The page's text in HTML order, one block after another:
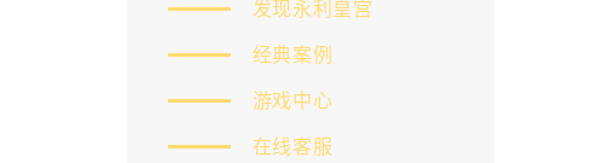
发现永利皇宫
经典案例
游戏中心
在线客服